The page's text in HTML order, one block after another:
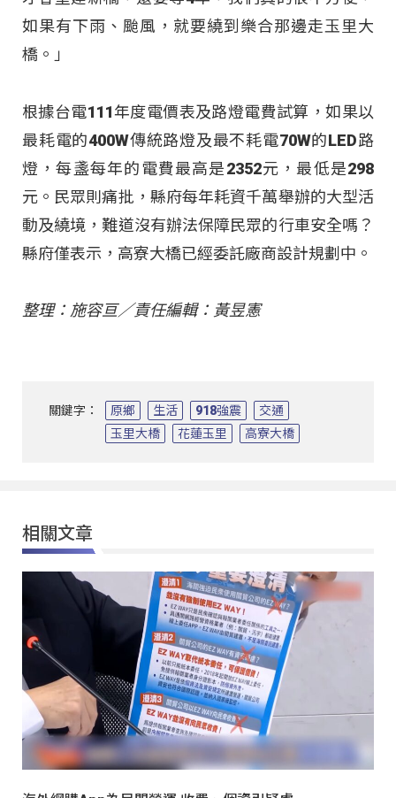
如果有下雨、颱風，就要繞到樂合那邊走玉里大
橋。」
根據台電111年度電價表及路燈電費試算，如果以
最耗電的400W傳統路燈及最不耗電70W的LED路
燈，每盞每年的電費最高是2352元，最低是298
元。民眾則痛批，縣府每年耗資千萬舉辦的大型活
動及繞境，難道沒有辦法保障民眾的行車安全嗎？
縣府僅表示，高寮大橋已經委託廠商設計規劃中。
整理：施容亘／責任編輯：黃昱憲
關鍵字： 原鄉 生活 918強震
交通
玉里大橋
花蓮玉里 高寮大橋
相關文章